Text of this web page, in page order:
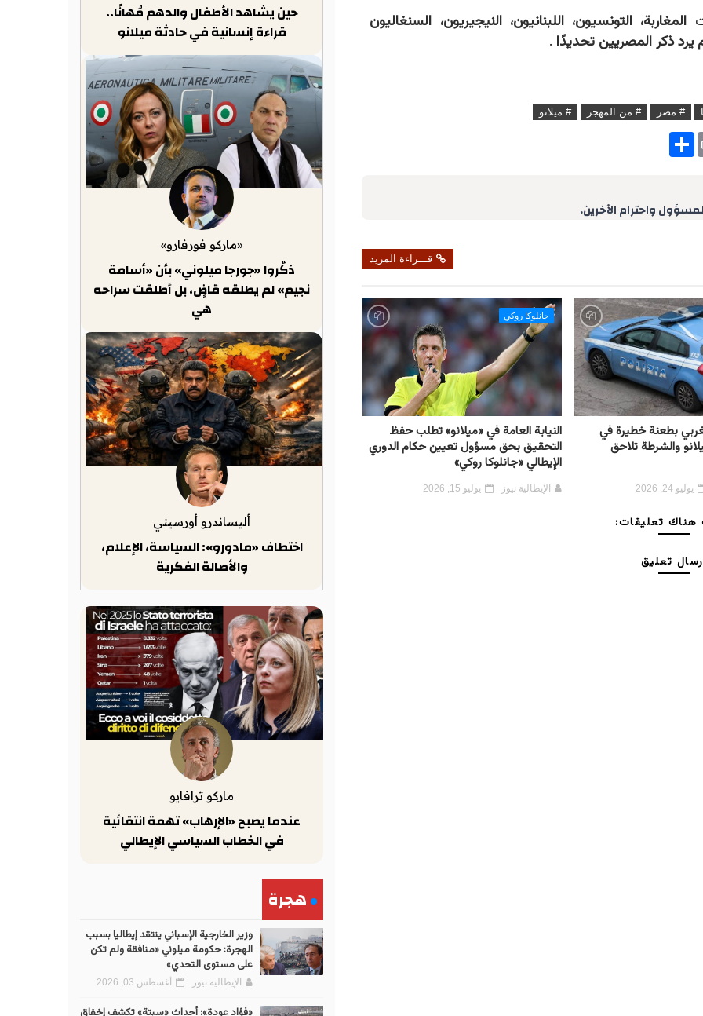
المغاربة، التونسيون، اللبنانيون، النيجيريون، السنغاليون
يرد ذكر المصريين تحديدًا .
# مصر # من المهجر # ميلانو
S
h
واحترام الآخرين.
قـــراءة المزيد
بطعنة خطيرة في
والشرطة تلاحق
يوليو 24, 2026
جانلوكا روكي
النيابة العامة في «ميلانو» تطلب حفظ
التحقيق بحق مسؤول تعيين حكام الدوري
الإيطالي «جانلوكا روكي»
الإيطالية نيوز يوليو 15, 2026
تعليقات:
تعليق
حين يشاهد الأطفال والدهم مُهانًا..
قراءة إنسانية في حادثة ميلانو
«ماركو فورفارو»
ذكّروا «جورجا ميلوني» بأن «أسامة
نجيم» لم يطلقه قاضٍ، بل أطلقت سراحه
هي
أليساندرو أورسيني
اختطاف «مادورو»: السياسة، الإعلام،
والأصالة الفكرية
ماركو ترافايو
عندما يصبح «الإرهاب» تهمة انتقائية
في الخطاب السياسي الإيطالي
هجرة
وزير الخارجية الإسباني ينتقد إيطاليا بسبب
الهجرة: حكومة ميلوني «منافقة ولم تكن
على مستوى التحدي»
الإيطالية نيوز أغسطس 03, 2026
«فؤاد عودة»: أحداث «سبتة» تكشف إخفاق